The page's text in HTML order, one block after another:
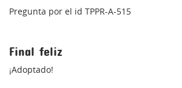
Pregunta por el id TPPR-A-515
Final feliz
¡Adoptado!